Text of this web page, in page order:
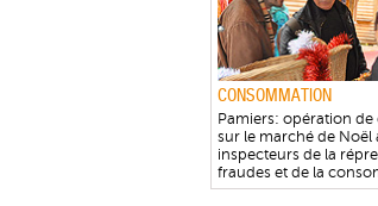
CONSOMMATION
Pamiers: opération
sur le marché de Noël
inspecteurs de la
fraudes et de la